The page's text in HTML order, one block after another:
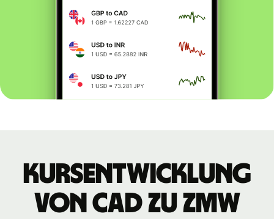
Kursentwicklung
von CAD zu ZMW